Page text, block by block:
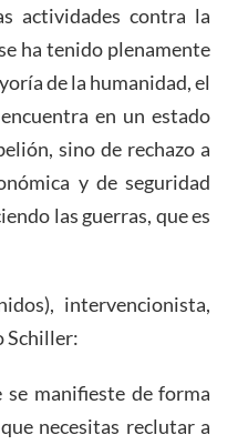
actividades contra la
ha tenido plenamente
de la humanidad, el
en un estado
sino de rechazo a
y de seguridad
las guerras, que es
intervencionista,
Schiller:
se manifieste de forma
necesitas reclutar a